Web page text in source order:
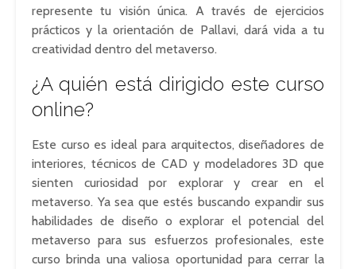
represente tu visión única. A través de ejercicios
prácticos y la orientación de Pallavi, dará vida a tu
creatividad dentro del metaverso.
¿A quién está dirigido este curso
online?
Este curso es ideal para arquitectos, diseñadores de
interiores, técnicos de CAD y modeladores 3D que
sienten curiosidad por explorar y crear en el
metaverso. Ya sea que estés buscando expandir sus
habilidades de diseño o explorar el potencial del
metaverso para sus esfuerzos profesionales, este
curso brinda una valiosa oportunidad para cerrar la